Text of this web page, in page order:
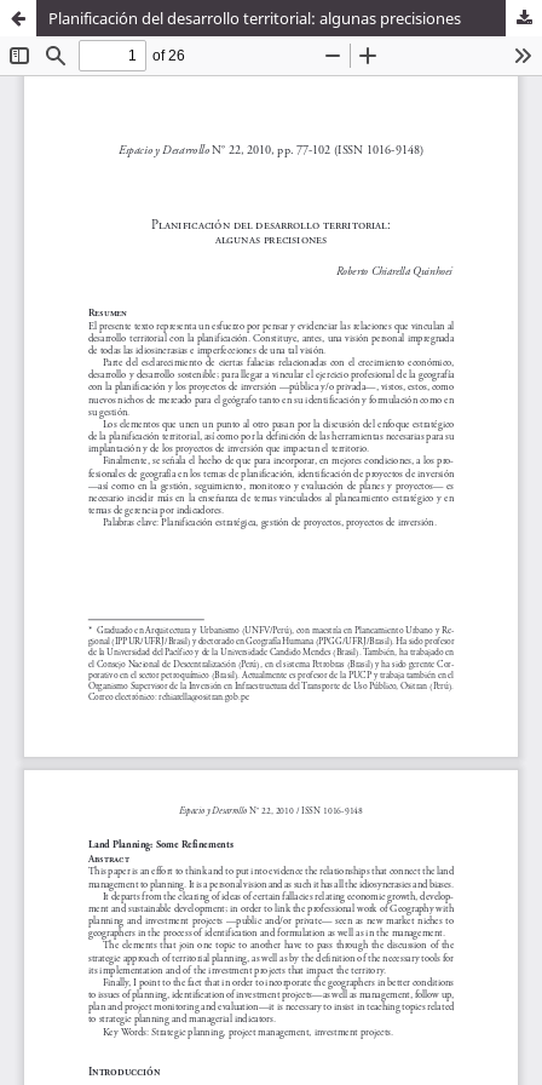
Planificación del desarrollo territorial: algunas precisiones